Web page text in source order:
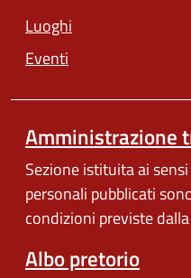
Luoghi
Eventi
Amministrazione
Sezione istituita ai
personali pubblicati
condizioni previste
Albo pretorio